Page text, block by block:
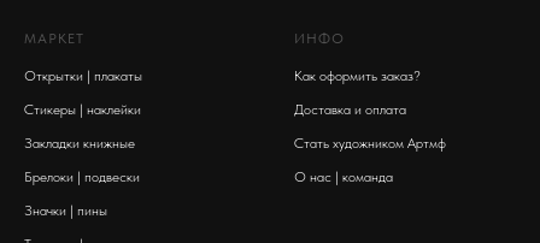
МАРКЕТ
Открытки | плакаты
Стикеры | наклейки
Закладки книжные
Брелоки | подвески
Значки | пины
ИНФО
Как оформить заказ?
Доставка и оплата
Стать художником Артмф
О нас | команда